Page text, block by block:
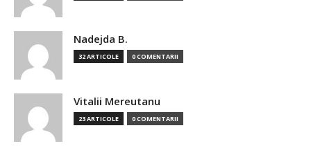
Nadejda B.
32 ARTICOLE 0 COMENTARII
Vitalii Mereutanu
23 ARTICOLE 0 COMENTARII